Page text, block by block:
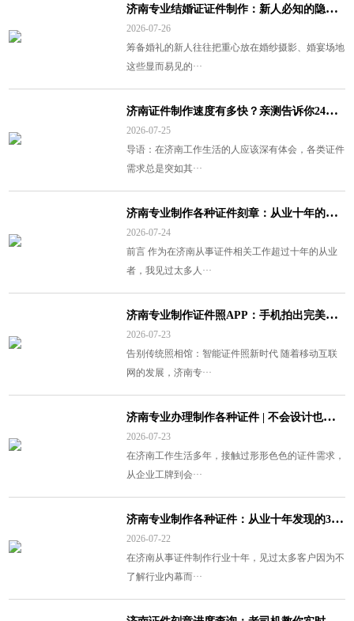
济
南专业结婚证证件制作：新人必知的隐藏服务清单与避坑指南
2026-07-26
筹备婚礼的新人往往把重心放在婚纱摄影、婚宴场地
这些显而易见的···
济
南证件制作速度有多快？亲测告诉你24小时出证不是梦
2026-07-25
导语：在济南工作生活的人应该深有体会，各类证件
需求总是突如其···
济
南专业制作各种证件刻章：从业十年的深度使用报告
2026-07-24
前言 作为在济南从事证件相关工作超过十年的从业
者，我见过太多人···
济
南专业制作证件照APP：手机拍出完美证件照的秘密武器
2026-07-23
告别传统照相馆：智能证件照新时代 随着移动互联
网的发展，济南专···
济
南专业办理制作各种证件 | 不会设计也能搞定！揭秘证件制作全流程
2026-07-23
在济南工作生活多年，接触过形形色色的证件需求，
从企业工牌到会···
济
南专业制作各种证件：从业十年发现的3大选购真相
2026-07-22
在济南从事证件制作行业十年，见过太多客户因为不
了解行业内幕而···